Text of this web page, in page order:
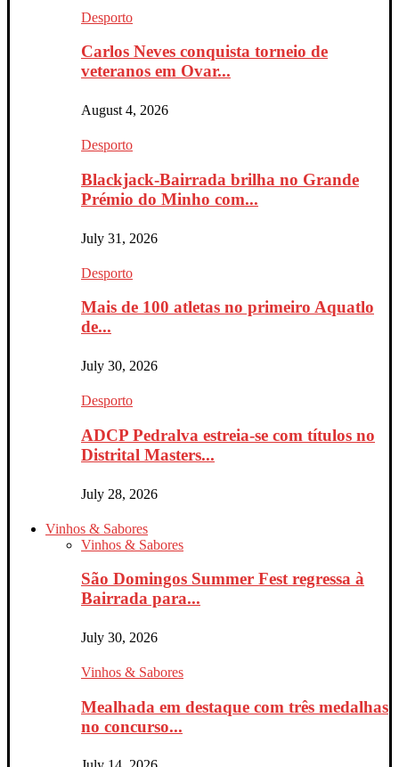
Desporto
Carlos Neves conquista torneio de
veteranos em Ovar...
August 4, 2026
Desporto
Blackjack-Bairrada brilha no Grande
Prémio do Minho com...
July 31, 2026
Desporto
Mais de 100 atletas no primeiro Aquatlo
de...
July 30, 2026
Desporto
ADCP Pedralva estreia-se com títulos no
Distrital Masters...
July 28, 2026
Vinhos & Sabores
Vinhos & Sabores
São Domingos Summer Fest regressa à
Bairrada para...
July 30, 2026
Vinhos & Sabores
Mealhada em destaque com três medalhas
no concurso...